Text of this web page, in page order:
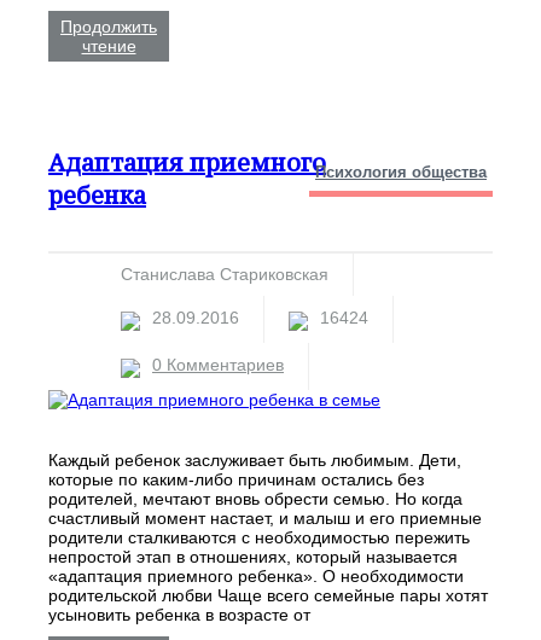
Продолжить
чтение
Адаптация приемного
ребенка
Психология общества
Станислава Стариковская
28.09.2016 16424
0 Комментариев
Каждый ребенок заслуживает быть любимым. Дети,
которые по каким-либо причинам остались без
родителей, мечтают вновь обрести семью. Но когда
счастливый момент настает, и малыш и его приемные
родители сталкиваются с необходимостью пережить
непростой этап в отношениях, который называется
«адаптация приемного ребенка». О необходимости
родительской любви Чаще всего семейные пары хотят
усыновить ребенка в возрасте от